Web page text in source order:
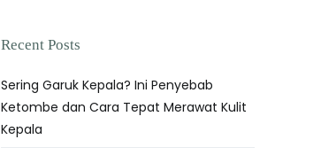
Recent Posts
Sering Garuk Kepala? Ini Penyebab
Ketombe dan Cara Tepat Merawat Kulit
Kepala